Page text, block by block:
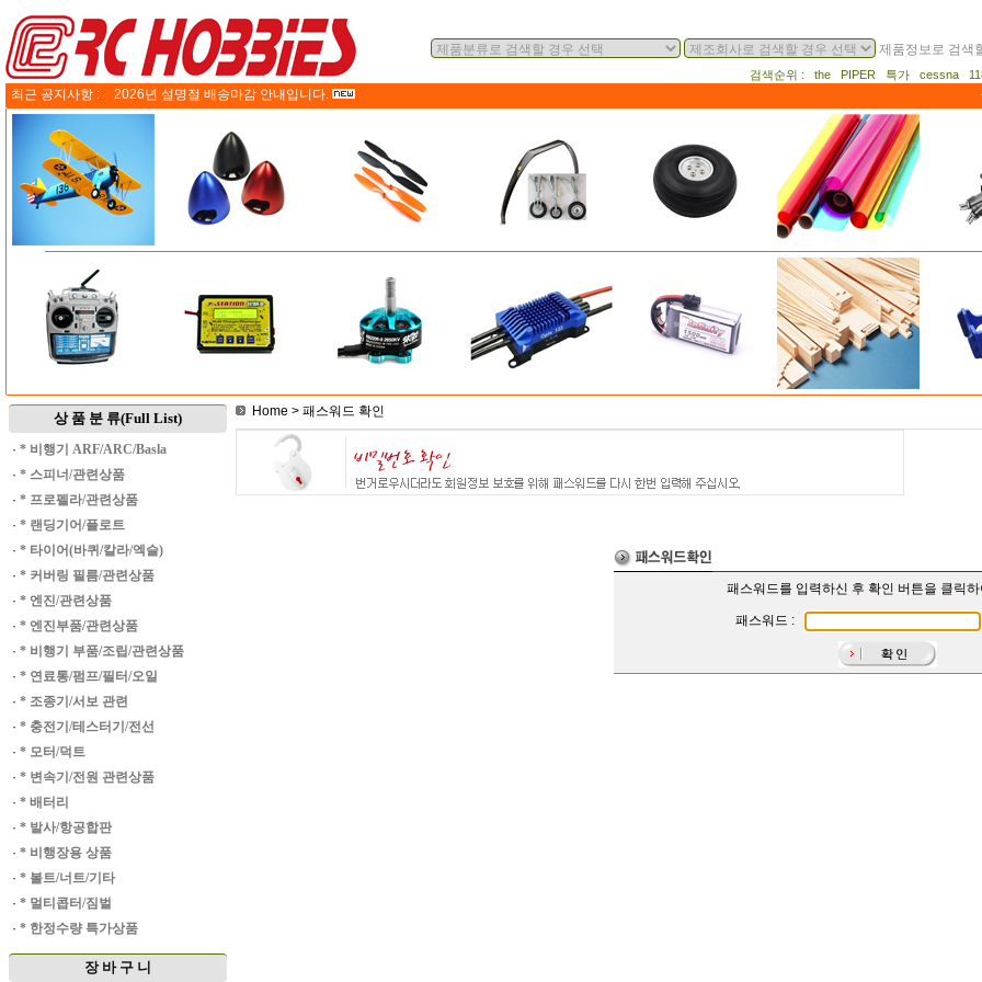
제품정보로 검색
검색순위 : the PIPER 특가 cessna
최근 공지사항 : 2026년 설명절 배송마감 안내입니다.
상 품 분 류(Full List)
· * 비행기 ARF/ARC/Basla
· * 스피너/관련상품
· * 프로펠라/관련상품
· * 랜딩기어/플로트
· * 타이어(바퀴/칼라/엑슬)
· * 커버링 필름/관련상품
· * 엔진/관련상품
· * 엔진부품/관련상품
· * 비행기 부품/조립/관련상품
· * 연료통/펌프/필터/오일
· * 조종기/서보 관련
· * 충전기/테스터기/전선
· * 모터/덕트
· * 변속기/전원 관련상품
· * 배터리
· * 발사/항공합판
· * 비행장용 상품
· * 볼트/너트/기타
· * 멀티콥터/짐벌
· * 한정수량 특가상품
장 바 구 니
Home > 패스워드 확인
패스워드를 입력하신 후 확인 버튼을 클릭
패스워드 :